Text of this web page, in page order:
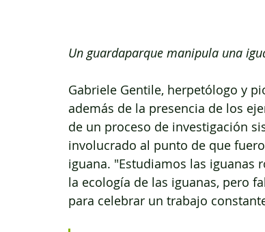
Un guardaparque manipula una
Gabriele Gentile, herpetólogo y
además de la presencia de los
de un proceso de investigación
involucrado al punto de que
iguana. "Estudiamos las iguanas
la ecología de las iguanas, pero
para celebrar un trabajo